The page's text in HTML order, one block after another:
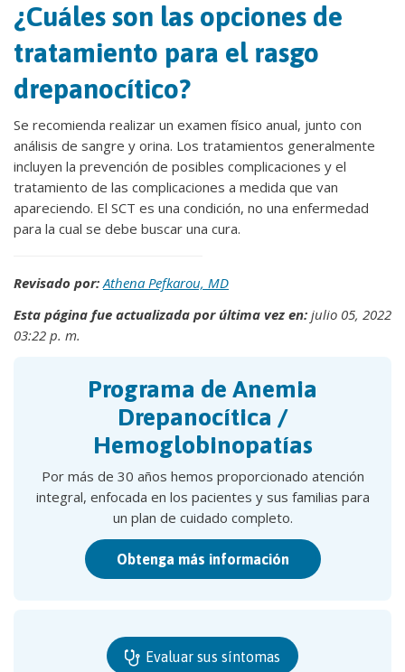
¿Cuáles son las opciones de
tratamiento para el rasgo
drepanocítico?
Se recomienda realizar un examen físico anual, junto con
análisis de sangre y orina. Los tratamientos generalmente
incluyen la prevención de posibles complicaciones y el
tratamiento de las complicaciones a medida que van
apareciendo. El SCT es una condición, no una enfermedad
para la cual se debe buscar una cura.
Revisado por: Athena Pefkarou, MD
Esta página fue actualizada por última vez en: julio 05, 2022
03:22 p. m.
Programa de Anemia
Drepanocítica /
Hemoglobinopatías
Por más de 30 años hemos proporcionado atención
integral, enfocada en los pacientes y sus familias para
un plan de cuidado completo.
Obtenga más información
Evaluar sus síntomas